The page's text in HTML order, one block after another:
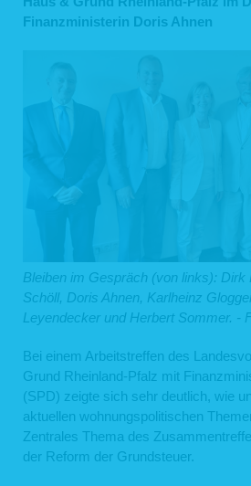
Finanzministerin Doris Ahnen
Bleiben im Gespräch (von links): Dirk
Schöll, Doris Ahnen, Karlheinz
Leyendecker und Herbert Sommer. -
Bei einem Arbeitstreffen des
Grund Rheinland-Pfalz mit
(SPD) zeigte sich sehr deutlich, wie
aktuellen wohnungspolitischen
Zentrales Thema des
der Reform der Grundsteuer.